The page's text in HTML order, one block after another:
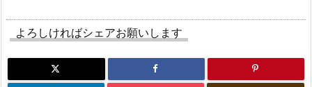
よろしければシェアお願いします